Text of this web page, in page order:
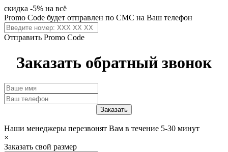
скидка -5% на всё
Promo Code будет отправлен по СМС на Ваш телефон
Отправить Promo Code
Заказать обратный звонок
Наши менеджеры перезвонят Вам в течение 5-30 минут
×
Заказать свой размер